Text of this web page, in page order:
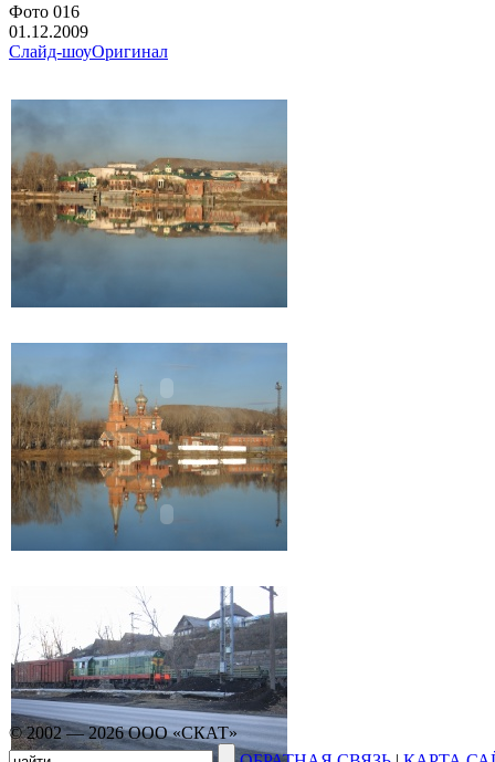
Фото 016
01.12.2009
Слайд-шоуОригинал
© 2002 — 2026 ООО «СКАТ»